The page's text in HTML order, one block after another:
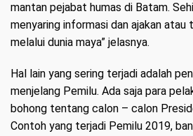
mantan pejabat humas di Batam.
menyaring informasi dan ajakan atau
melalui dunia maya” jelasnya.
Hal lain yang sering terjadi adalah
menjelang Pemilu. Ada saja para
bohong tentang calon – calon
Contoh yang terjadi Pemilu 2019,